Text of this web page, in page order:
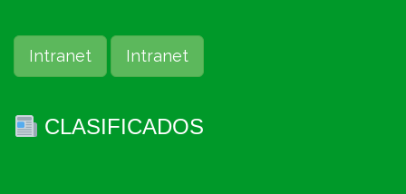
Intranet Intranet
CLASIFICADOS